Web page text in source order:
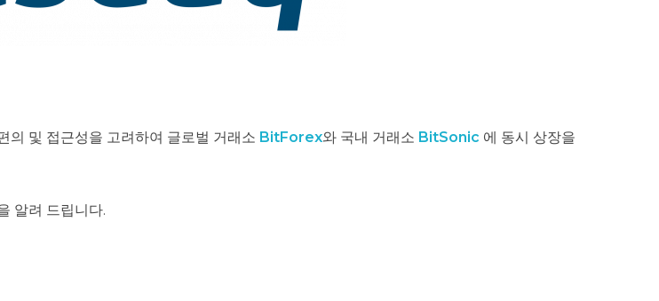
의 및 접근성을 고려하여 글로벌 거래소 BitForex와 국내 거래소 BitSonic 에 동시 상장을
알려 드립니다.